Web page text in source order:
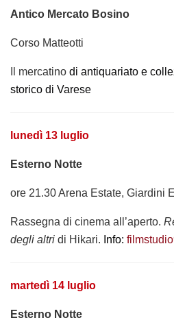
Antico Mercato Bosino
Corso Matteotti
Il mercatino di antiquariato e
storico di Varese
lunedì 13 luglio
Esterno Notte
ore 21.30 Arena Estate, Giardini
Rassegna di cinema all’aperto.
degli altri di Hikari. Info:
martedì 14 luglio
Esterno Notte